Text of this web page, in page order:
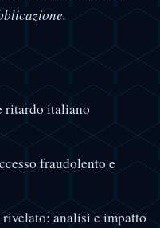
ritardo italiano
fraudolento e
analisi e impatto